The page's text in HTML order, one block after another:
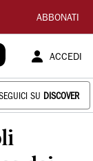
ABBONATI
ACCEDI
SU DISCOVER